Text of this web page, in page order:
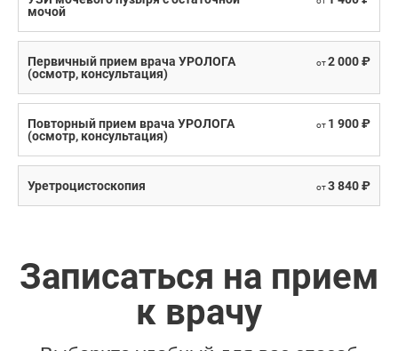
мочой
Первичный прием врача УРОЛОГА
(осмотр, консультация)
от2 000 ₽
Повторный прием врача УРОЛОГА
(осмотр, консультация)
от 1 900 ₽
Уретроцистоскопия от3 840 ₽
Записаться на прием
к врачу